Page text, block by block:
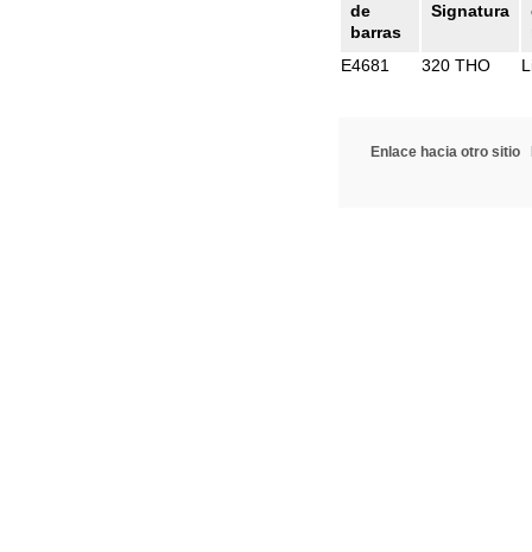
de
barras
Signatura
E4681
320 THO
Enlace hacia otro sitio